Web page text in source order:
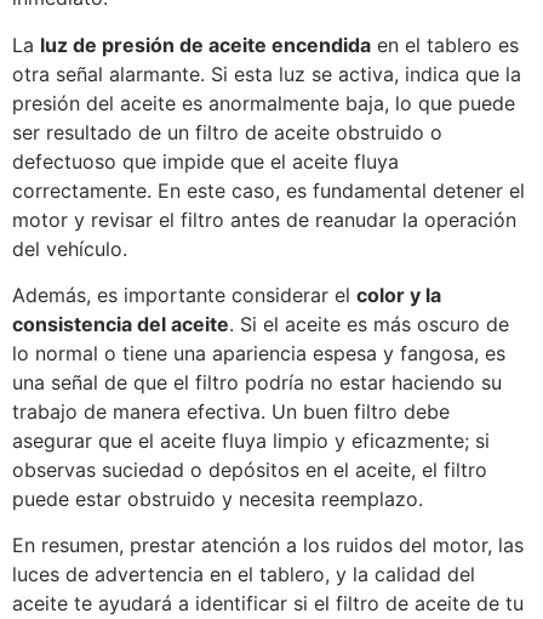
La luz de presión de aceite encendida en el tablero es
otra señal alarmante. Si esta luz se activa, indica que la
presión del aceite es anormalmente baja, lo que puede
ser resultado de un filtro de aceite obstruido o
defectuoso que impide que el aceite fluya
correctamente. En este caso, es fundamental detener el
motor y revisar el filtro antes de reanudar la operación
del vehículo.
Además, es importante considerar el color y la
consistencia del aceite. Si el aceite es más oscuro de
lo normal o tiene una apariencia espesa y fangosa, es
una señal de que el filtro podría no estar haciendo su
trabajo de manera efectiva. Un buen filtro debe
asegurar que el aceite fluya limpio y eficazmente; si
observas suciedad o depósitos en el aceite, el filtro
puede estar obstruido y necesita reemplazo.
En resumen, prestar atención a los ruidos del motor, las
luces de advertencia en el tablero, y la calidad del
aceite te ayudará a identificar si el filtro de aceite de tu